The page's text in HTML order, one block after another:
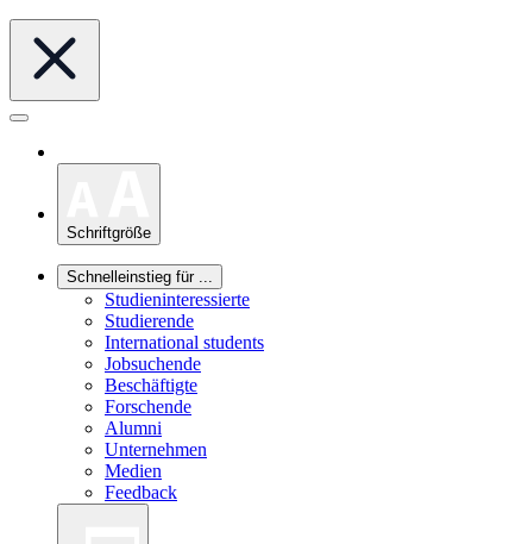
Schriftgröße
Schnelleinstieg für ...
Studieninteressierte
Studierende
International students
Jobsuchende
Beschäftigte
Forschende
Alumni
Unternehmen
Medien
Feedback